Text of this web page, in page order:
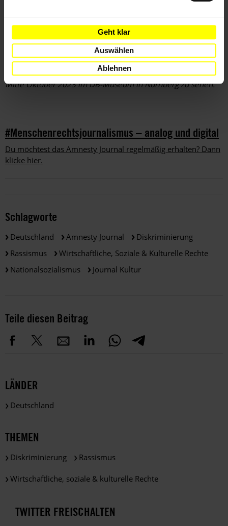
Geht klar
Auswählen
Ablehnen
noch 23 Jahre unbehelligt. Reichbahndirektor Paul Levy
dagegen wurde 1935 wegen seiner jüdischen Herkunft
entlassen und 1943 im KZ Auschwitz ermordet.
Die Wanderausstellung ist vom 16. August bis 15. Oktober
2023 im Museum Judengasse in Frankfurt am Main und ab
Mitte Oktober 2023 im DB-Museum in Nürnberg zu sehen.
#Menschenrechtsjournalismus – analog und digital
Du möchtest das Amnesty Journal regelmäßig erhalten? Dann
klicke hier.
Schlagworte
Deutschland Amnesty Journal
Diskriminierung
Rassismus
Wirtschaftliche, Soziale & Kulturelle Rechte
Nationalsozialismus
Journal Kultur
Teile diesen Beitrag
LÄNDER
Deutschland
THEMEN
Diskriminierung Rassismus
Wirtschaftliche, soziale & kulturelle Rechte
TWITTER FREISCHALTEN